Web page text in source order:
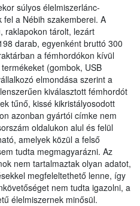
súlyos élelmiszerlánc-
a Nébih szakemberei. A
raklapokon tárolt, lezárt
darab, egyenként bruttó 300
a fémhordókon kívül
(gombok, USB
elmondása szerint a
kiválasztott fémhordót
tűnő, kissé kikristályosodott
azonban gyártói címke nem
oldalukon alul és felül
amelyek közül a felső
tudta megmagyarázni. Az
nem tartalmaztak olyan adatot,
megfeleltethető lenne, így
nem tudta igazolni, a
élelmiszernek minősül.